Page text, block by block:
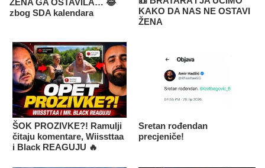
ŽENA GA OSTAVILA… 😂
zbog SDA kalendara
KAKO DA NAS NE OSTAVI
ŽENA
ŠOK PROZIVKE?! Ramulji
čitaju komentare, Wiissttaa
i Black REAGUJU 🔥
Sretan rođendan
precjeniče!